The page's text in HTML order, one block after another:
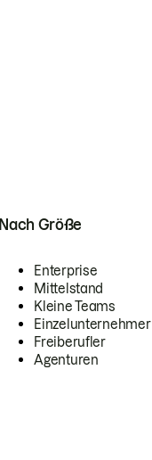
Nach Größe
Enterprise
Mittelstand
Kleine Teams
Einzelunternehmer
Freiberufler
Agenturen